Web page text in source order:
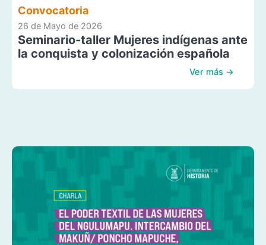
Convocatoria
26 de Mayo de 2026
Seminario-taller Mujeres indígenas ante
la conquista y colonización española
Ver más →